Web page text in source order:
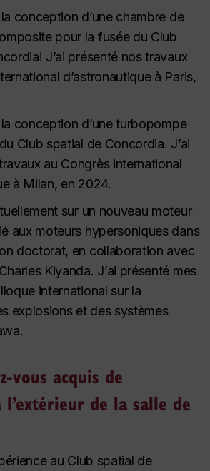
la conception d’une chambre de
pour la fusée du Club
J’ai présenté nos travaux
d’astronautique à Paris,
la conception d’une turbopompe
Club spatial de Concordia. J’ai
au Congrès international
à Milan, en 2024.
sur un nouveau moteur
aux moteurs hypersoniques dans
doctorat, en collaboration avec
Kiyanda. J’ai présenté mes
international sur la
explosions et des systèmes
vous acquis de
l’extérieur de la salle de
au Club spatial de